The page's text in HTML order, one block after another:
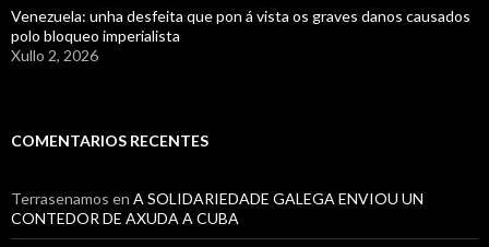
Venezuela: unha desfeita que pon á vista os graves danos causados
polo bloqueo imperialista
Xullo 2, 2026
COMENTARIOS RECENTES
Terrasenamos en A SOLIDARIEDADE GALEGA ENVIOU UN
CONTEDOR DE AXUDA A CUBA